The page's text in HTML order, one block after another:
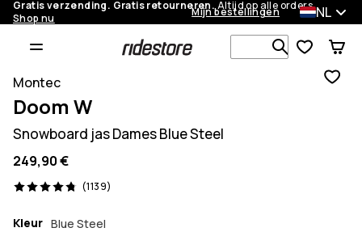
Gratis verzending. Gratis retourneren.Altijd op alle orders.
Shop nu
Mijn bestellingen NL
Zoek in 1
Montec
Doom W
Snowboard jas Dames Blue Steel
249,90 €
(1139)
1139 beoordelingen, 4.8/5
Kleur Blue Steel